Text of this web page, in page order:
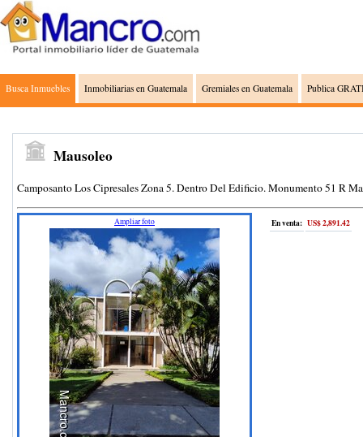
Busca Inmuebles Inmobiliarias en Guatemala Gremiales en Guatemala Publica
Mausoleo
Camposanto Los Cipresales Zona 5. Dentro Del Edificio. Monumento 51 R
Ampliar foto En venta: US$ 2,891.42